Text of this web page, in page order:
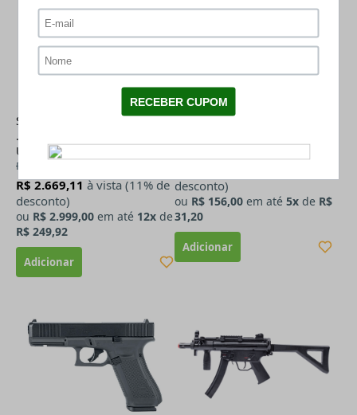
VEJA O VÍDEO
Shotgun Escopeta Pressão
.68 CO2 T4E TB68 RAM
Umarex Paintball
R$ 5.250,00
R$ 2.669,11à vista (11% de
desconto)
ou R$ 2.999,00 em até 12x de
R$ 249,92
Esfera de Aluminio Munição
desconto)
ou R$ 156,00 em até 5x de R$
31,20